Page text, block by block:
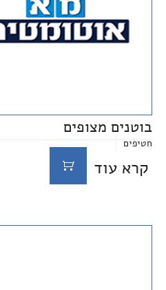
בוטנים מצופים
חטיפים
קרא עוד